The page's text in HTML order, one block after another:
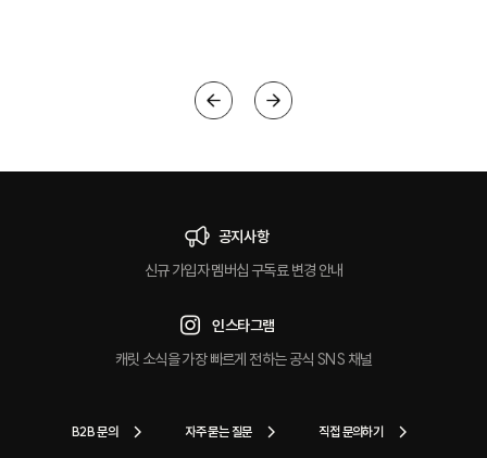
공지사항
신규 가입자 멤버십 구독료 변경 안내
인스타그램
캐릿 소식을 가장 빠르게 전하는 공식 SNS 채널
B2B 문의 자주 묻는 질문 직접 문의하기